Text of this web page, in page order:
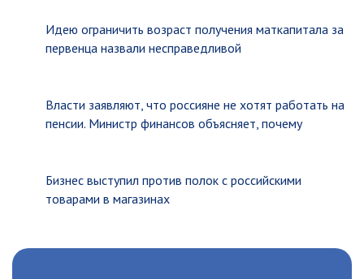
Идею ограничить возраст получения маткапитала за
первенца назвали несправедливой
Власти заявляют, что россияне не хотят работать на
пенсии. Министр финансов объясняет, почему
Бизнес выступил против полок с российскими
товарами в магазинах